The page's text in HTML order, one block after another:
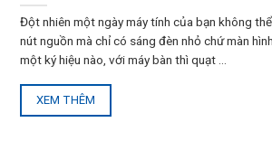
Đột nhiên một ngày máy tính của bạn không
nút nguồn mà chỉ có sáng đèn nhỏ chứ màn
một ký hiệu nào, với máy bàn thì quạt ...
XEM THÊM